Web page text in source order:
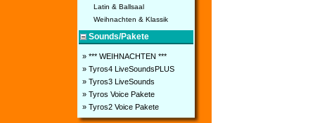
Latin & Ballsaal
Weihnachten & Klassik
Sounds/Pakete
» *** WEIHNACHTEN ***
» Tyros4 LiveSoundsPLUS
» Tyros3 LiveSounds
» Tyros Voice Pakete
» Tyros2 Voice Pakete